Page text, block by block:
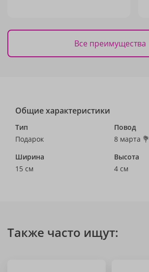
Все преимущества
Общие характеристики
Тип
Подарок
Повод
8 марта 💐
Ширина
15 см
Высота
4 см
Также часто ищут: